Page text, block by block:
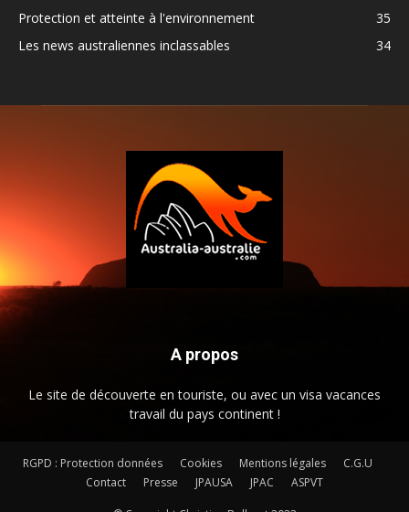
Protection et atteinte à l'environnement
35
Les news australiennes inclassables
34
A propos
Le site de découverte en touriste, ou avec un visa vacances
travail du pays continent !
RGPD : Protection données Cookies Mentions légales
C.G.U
Contact
Presse JPAUSA JPAC ASPVT